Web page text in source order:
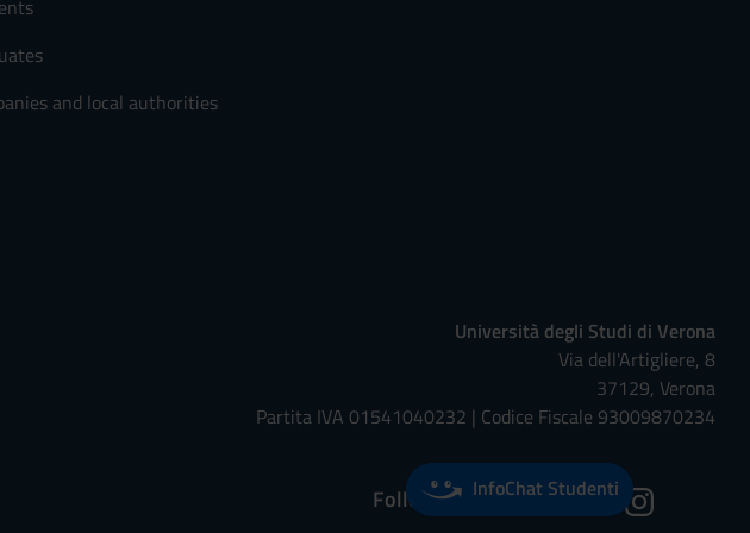
and local authorities
Università degli Studi di Verona
Via dell'Artigliere, 8
37129, Verona
Partita IVA 01541040232 | Codice Fiscale 93009870234
Follow us on:InfoChat Studenti